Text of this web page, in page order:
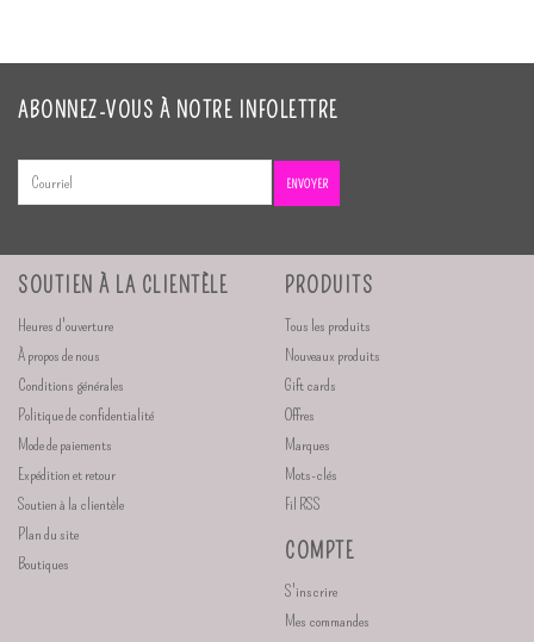
ABONNEZ-VOUS À NOTRE INFOLETTRE
ENVOYER
SOUTIEN À LA CLIENTÈLE
Heures d'ouverture
À propos de nous
Conditions générales
Politique de confidentialité
Mode de paiements
Expédition et retour
Soutien à la clientèle
Plan du site
Boutiques
PRODUITS
Tous les produits
Nouveaux produits
Gift cards
Offres
Marques
Mots-clés
Fil RSS
COMPTE
S'inscrire
Mes commandes